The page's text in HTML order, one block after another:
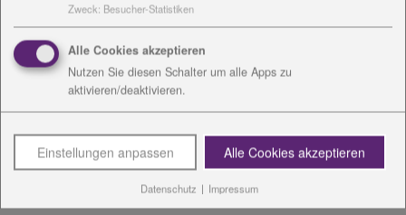
Info.sozialraumteam@diakonie-wl.de
Download: vCard
Wir danken für die Unterstützung
Zweck: Besucher-Statistiken
Alle Cookies akzeptieren
Nutzen Sie diesen Schalter um alle Apps zu
aktivieren/deaktivieren.
Einstellungen anpassen Alle Cookies akzeptieren
Datenschutz | Impressum